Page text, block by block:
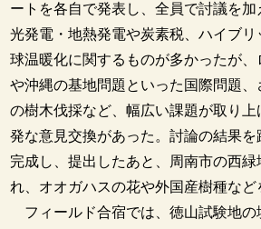
ートを各自で発表し、全員で討議を
光発電・地熱発電や炭素税、ハイブ
球温暖化に関するものが多かったが、
や沖縄の基地問題といった国際問題
の樹木伐採など、幅広い課題が取り
発な意見交換があった。討論の結果
完成し、提出したあと、周南市の西
れ、オオガハスの花や外国産樹種など
フィールド合宿では、徳山試験地の